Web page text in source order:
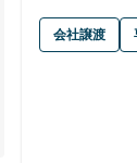
会社譲渡